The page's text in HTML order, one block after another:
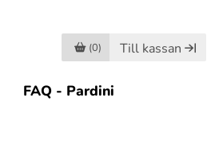
(0) Till kassan
FAQ - Pardini